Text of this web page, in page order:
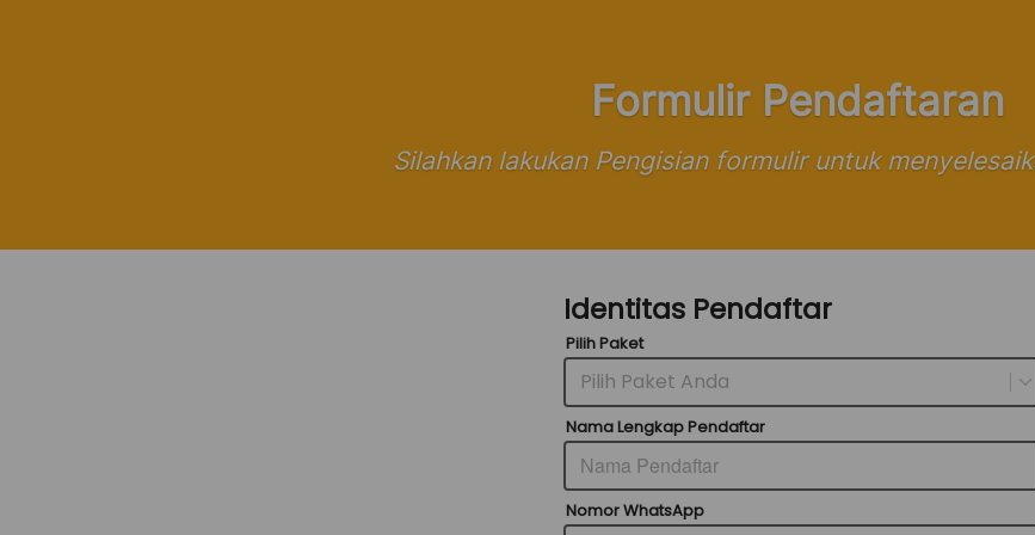
Formulir Pendaftaran
Silahkan lakukan Pengisian formulir untuk
Identitas Pendaftar
Pilih Paket
Pilih Paket Anda
Nama Lengkap Pendaftar
Nomor WhatsApp